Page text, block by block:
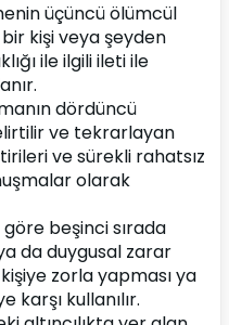
üçüncü ölümcül
kişi veya şeyden
ile ilgili ileti ile
dördüncü
ve tekrarlayan
ve sürekli rahatsız
olarak
beşinci sırada
da duygusal zarar
zorla yapması ya
karşı kullanılır.